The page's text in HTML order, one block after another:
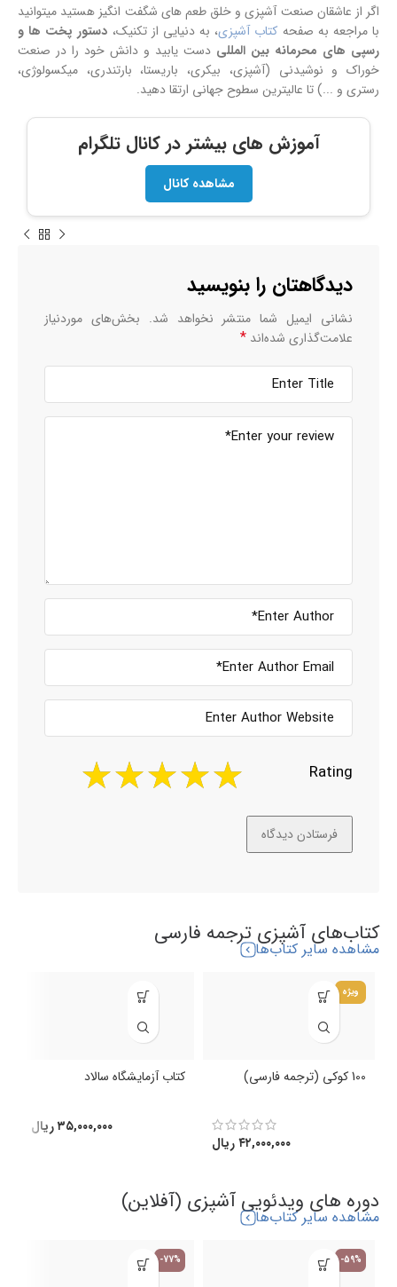
اگر از عاشقان صنعت آشپزی و خلق طعم های شگفت انگیز هستید میتوانید
با مراجعه به صفحه کتاب آشپزی، به دنیایی از تکنیک، دستور پخت ها و
رسپی های محرمانه بین المللی دست یابید و دانش خود را در صنعت
خوراک و نوشیدنی (آشپزی، بیکری، باریستا، بارتندری، میکسولوژی،
رستری و ...) تا عالیترین سطوح جهانی ارتقا دهید.
آموزش های بیشتر در کانال تلگرام
مشاهده کانال
دیدگاهتان را بنویسید
نشانی ایمیل شما منتشر نخواهد شد. بخش‌های موردنیاز
علامت‌گذاری شده‌اند *
Rating
کتاب‌های آشپزی ترجمه فارسی
مشاهده سایر کتاب‌ها
ویژه
100 کوکی (ترجمه فارسی)
۴۲,۰۰۰,۰۰۰ریال
کتاب آزمایشگاه سالاد
۳۵,۰۰۰,۰۰۰ریال
دوره های ویدئویی آشپزی (آفلاین)
مشاهده سایر کتاب‌ها
-59%
-77%